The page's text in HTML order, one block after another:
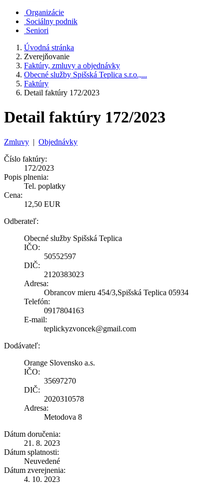
Organizácie
Sociálny podnik
Seniori
Úvodná stránka
Zverejňovanie
Faktúry, zmluvy a objednávky
Obecné služby Spišská Teplica s.r.o.,...
Faktúry
Detail faktúry 172/2023
Detail faktúry 172/2023
Zmluvy | Objednávky
Číslo faktúry:
172/2023
Popis plnenia:
Tel. poplatky
Cena:
12,50 EUR
Odberateľ:
Obecné služby Spišská Teplica
IČO:
50552597
DIČ:
2120383023
Adresa:
Obrancov mieru 454/3,Spišská Teplica 05934
Telefón:
0917804163
E-mail:
teplickyzvoncek@gmail.com
Dodávateľ:
Orange Slovensko a.s.
IČO:
35697270
DIČ:
2020310578
Adresa:
Metodova 8
Dátum doručenia:
21. 8. 2023
Dátum splatnosti:
Neuvedené
Dátum zverejnenia:
4. 10. 2023